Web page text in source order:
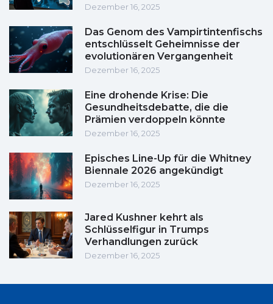
Dezember 16, 2025
Das Genom des Vampirtintenfischs
entschlüsselt Geheimnisse der
evolutionären Vergangenheit
Dezember 16, 2025
Eine drohende Krise: Die
Gesundheitsdebatte, die die
Prämien verdoppeln könnte
Dezember 16, 2025
Episches Line-Up für die Whitney
Biennale 2026 angekündigt
Dezember 16, 2025
Jared Kushner kehrt als
Schlüsselfigur in Trumps
Verhandlungen zurück
Dezember 16, 2025